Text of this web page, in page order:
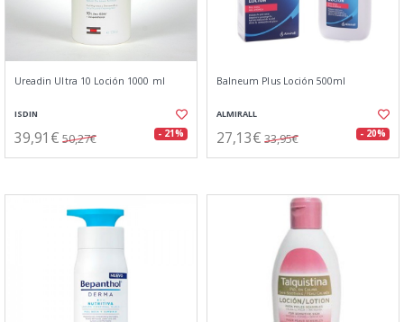
Ureadin Ultra 10 Loción 1000 ml
ISDIN
39,91€ 50,27€ - 21%
Balneum Plus Loción 500ml
ALMIRALL
27,13€ 33,95€ - 20%